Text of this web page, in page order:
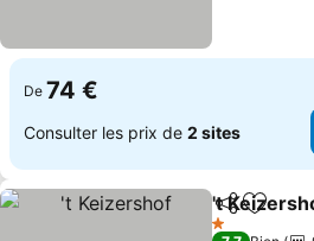
De 74 €
Consulter les prix de 2 sites
Partager
't
1 Étoiles